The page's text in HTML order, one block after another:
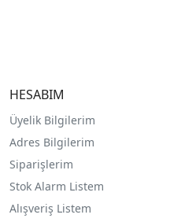
HESABIM
Üyelik Bilgilerim
Adres Bilgilerim
Siparişlerim
Stok Alarm Listem
Alışveriş Listem